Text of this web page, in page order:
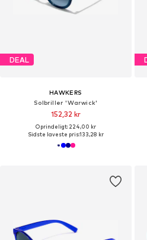
DEAL
HAWKERS
Solbriller 'Warwick'
152,32 kr
Oprindeligt: 224,00 kr
Sidste laveste pris:133,28 kr